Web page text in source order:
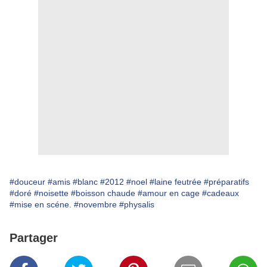
#douceur #amis #blanc #2012 #noel #laine feutrée #préparatifs
#doré #noisette #boisson chaude #amour en cage #cadeaux
#mise en scéne. #novembre #physalis
Partager